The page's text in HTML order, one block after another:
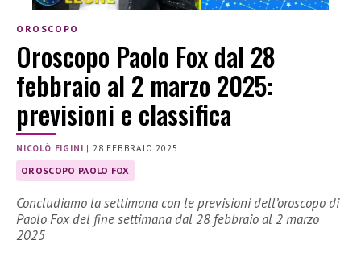
OROSCOPO
Oroscopo Paolo Fox dal 28
febbraio al 2 marzo 2025:
previsioni e classifica
NICOLÒ FIGINI | 28 FEBBRAIO 2025
OROSCOPO PAOLO FOX
Concludiamo la settimana con le previsioni dell’oroscopo di
Paolo Fox del fine settimana dal 28 febbraio al 2 marzo
2025